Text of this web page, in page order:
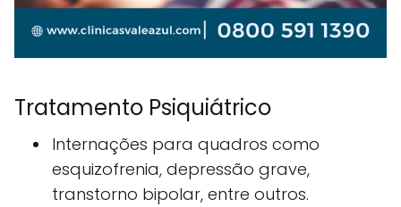
Tratamento Psiquiátrico
Internações para quadros como
esquizofrenia, depressão grave,
transtorno bipolar, entre outros.